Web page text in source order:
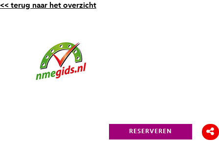
<< terug naar het overzicht
RESERVEREN